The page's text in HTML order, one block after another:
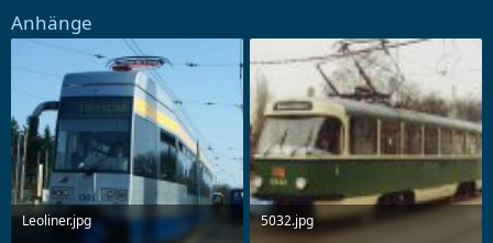
Anhänge
Leoliner.jpg
5032.jpg